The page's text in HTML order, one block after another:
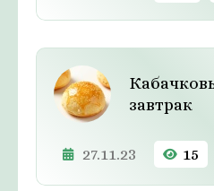
завтрак
27.11.23 15